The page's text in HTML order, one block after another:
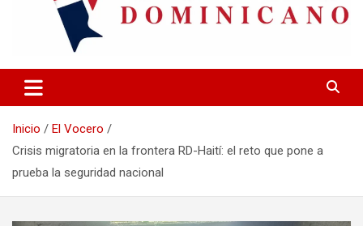
El Vocero Dominicano
Inicio
El Vocero
Crisis migratoria en la frontera RD-Haití: el reto que pone a
prueba la seguridad nacional